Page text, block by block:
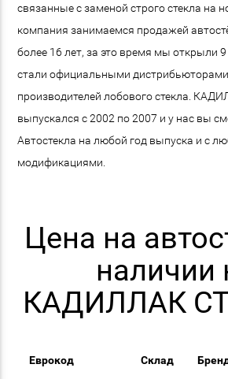
связанные с заменой строго стекла на
компания занимаемся продажей
более 16 лет, за это время мы открыли
стали официальными
производителей лобового стекла.
выпускался с 2002 по 2007 и у нас вы
Автостекла на любой год выпуска и с
модификациями.
Цена на
наличии
КАДИЛЛАК
Еврокод Склад